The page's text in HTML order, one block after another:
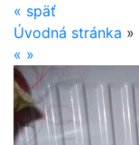
« späť
Úvodná stránka »
« »